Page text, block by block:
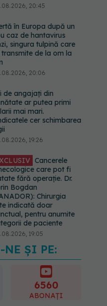
20:45
în Europa după un
caz de hantavirus
singura tulpină care
transmite de la om la
20:06
de angajați din
ar putea primi
mai mari.
cer schimbarea
19:26
Cancerele
care pot fi
fără operație. Dr.
Bogdan
Chirurgia
indicată doar
pentru anumite
de paciente
19:05
Brahiterapie
radioterapie externă în
ginecologic. Dr.
Bogdan (SANADOR)
diferența și cum
tratamentul
NE ȘI PE:
6560
ABONAȚI